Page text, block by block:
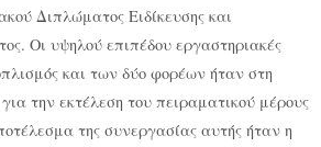
Διπλώματος Ειδίκευσης και
Οι υψηλού επιπέδου εργαστηριακές
και των δύο φορέων ήταν στη
την εκτέλεση του πειραματικού μέρους
της συνεργασίας αυτής ήταν η